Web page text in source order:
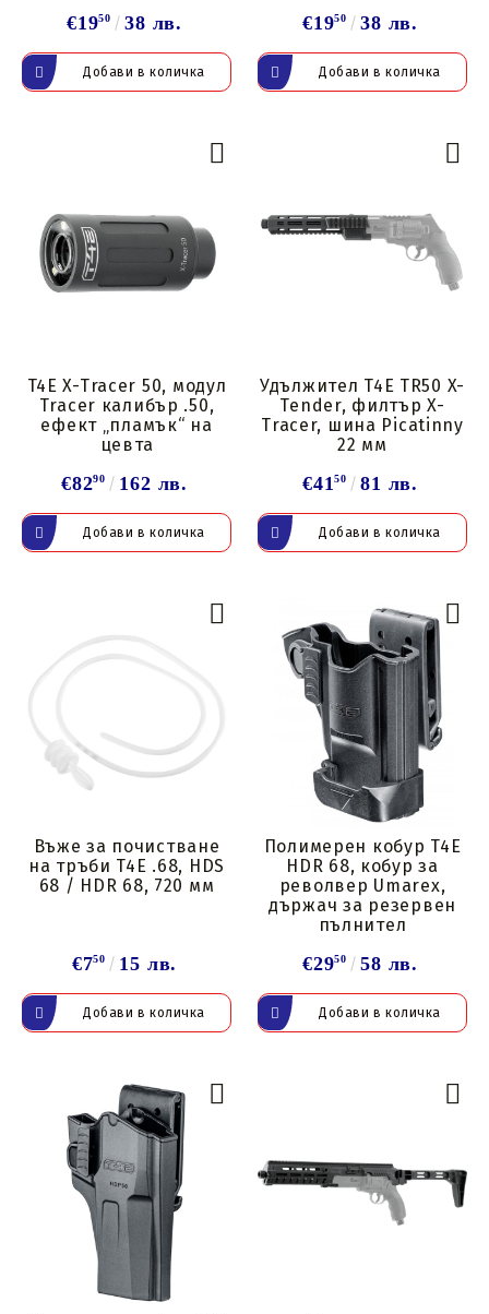
€1950 38 лв. €1950 38 лв.
T4E X-Tracer 50, модул
Tracer калибър .50,
ефект „пламък“ на
цевта
€8290 162 лв.
Удължител T4E TR50 X-
Tender, филтър X-
Tracer, шина Picatinny
22 мм
€4150 81 лв.
Въже за почистване
на тръби T4E .68, HDS
68 / HDR 68, 720 мм
€750 15 лв.
Полимерен кобур T4E
HDR 68, кобур за
револвер Umarex,
държач за резервен
пълнител
€2950 58 лв.